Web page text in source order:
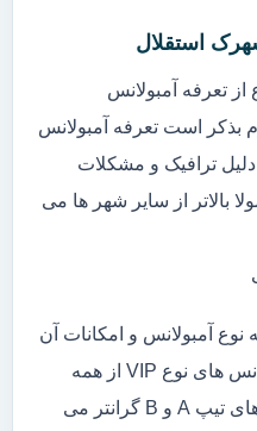
استقلال
از تعرفه آمبولانس
بذکر است تعرفه آمبولانس
ترافیک و مشکلات
بالاتر از سایر شهر ها می
نوع آمبولانس و امکانات آن
متفاوت خواهد بود معمولا آمبولانس های نوع VIP از همه
مدل ها گرانتر و بعد از آن مدل های تیپ A و B گرانتر می